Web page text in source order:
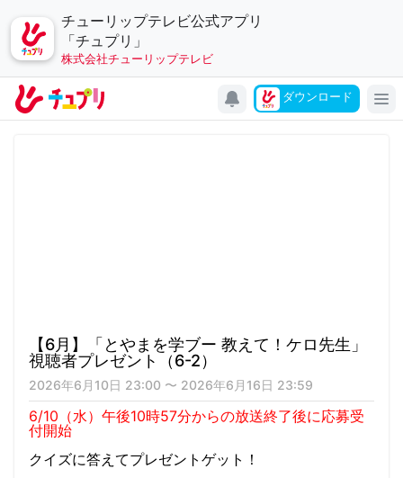
チューリップテレビ公式アプリ
「チュプリ」
株式会社チューリップテレビ
キャンペーン
アプリについて
YouTubeチャンネル
ダウンロード
【6月】「とやまを学ブー 教えて！ケロ先生」
視聴者プレゼント（6-2）
2026年6月10日 23:00 〜 2026年6月16日 23:59
6/10（水）午後10時57分からの放送終了後に応募受
付開始
クイズに答えてプレゼントゲット！